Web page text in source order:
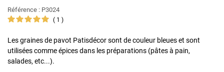
Référence : P3024
1
Les graines de pavot Patisdécor sont de couleur bleues et sont
utilisées comme épices dans les préparations (pâtes à pain,
salades, etc...).